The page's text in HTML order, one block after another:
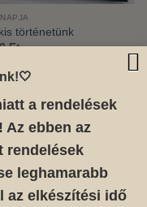
történetünk
Ft
ajándékutalvány
Ft – 6380FtÁrtartomány:
5190 Ft
-
6380 Ft
a rendelések
Az ebben az
rendelések
leghamarabb
az elkészítési idő